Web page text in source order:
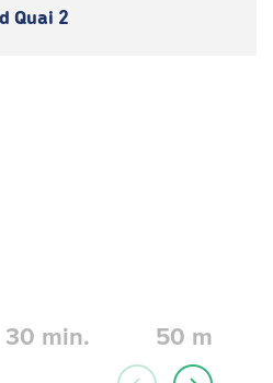
Quai 2
30 min. 50 min.